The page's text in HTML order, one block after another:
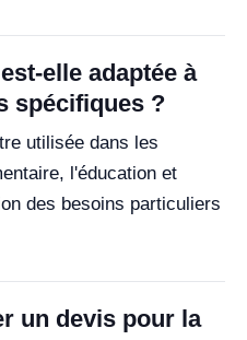
elle adaptée à
spécifiques ?
utilisée dans les
l'éducation et
des besoins particuliers
un devis pour la